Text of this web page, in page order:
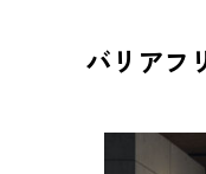
バリアフ